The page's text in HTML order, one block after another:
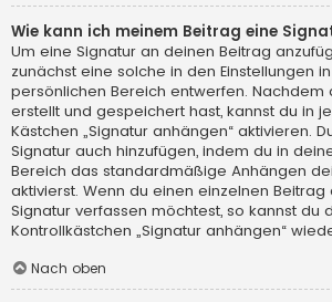
Wie kann ich meinem Beitrag eine
Um eine Signatur an deinen Beitrag
zunächst eine solche in den Einstellungen
persönlichen Bereich entwerfen. Nachdem
erstellt und gespeichert hast, kannst du in
Kästchen „Signatur anhängen“ aktivieren.
Signatur auch hinzufügen, indem du in
Bereich das standardmäßige Anhängen
aktivierst. Wenn du einen einzelnen
Signatur verfassen möchtest, so kannst du
Kontrollkästchen „Signatur anhängen“
Nach oben